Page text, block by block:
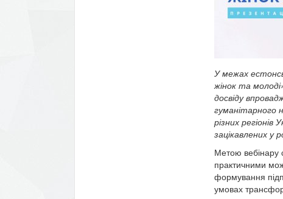
У межах
жінок та
досвіду
гуманітарного
різних регіонів
зацікавлених у
Метою вебінару
практичними
формування
умовах